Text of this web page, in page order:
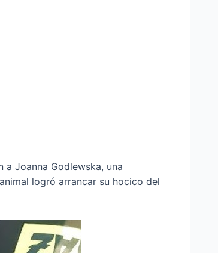
Joanna Godlewska, una
logró arrancar su hocico del